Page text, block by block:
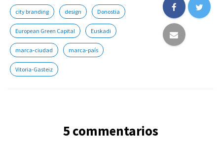
city branding design Donostia
European Green Capital Euskadi
marca-ciudad marca-país
Vitoria-Gasteiz
5 commentarios